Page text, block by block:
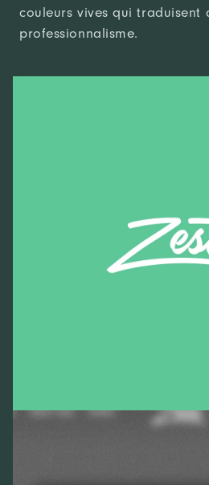
couleurs vives qui
professionnalisme.